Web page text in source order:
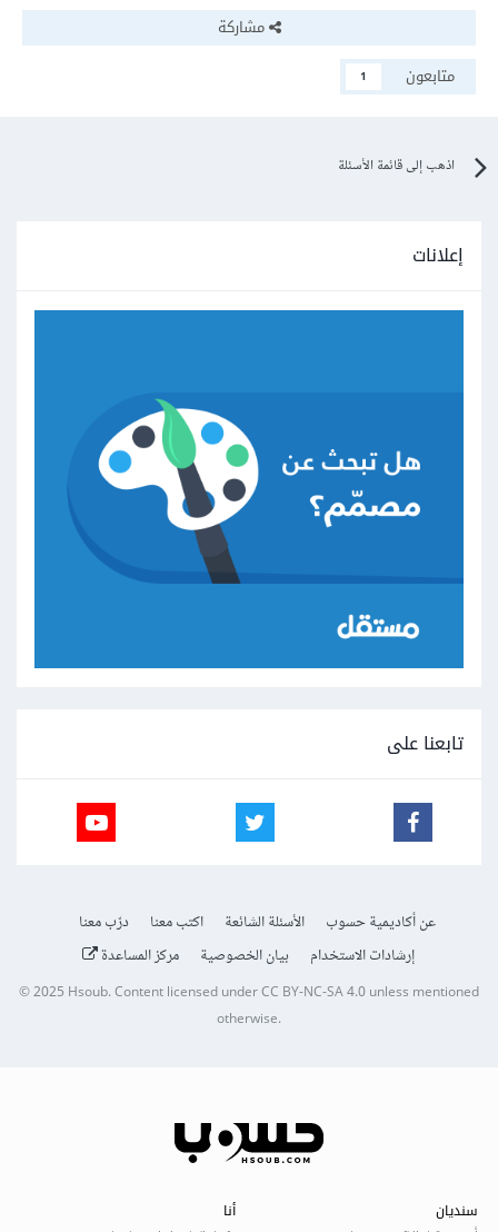
مشاركة
متابعون
1
اذهب إلى قائمة الأسئلة
إعلانات
تابعنا على
عن أكاديمية حسوب الأسئلة الشائعة اكتب معنا
درّب معنا
إرشادات الاستخدام
بيان الخصوصية مركز المساعدة
© 2025Hsoub.Content licensed underCC BY-NC-SA 4.0unless mentioned
otherwise.